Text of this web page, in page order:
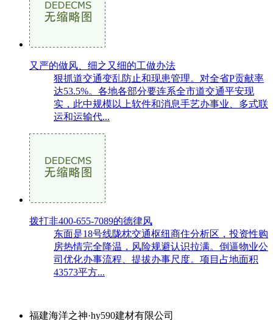
又严的做风、细之又细的工做办法
狠抓道交通变乱防止和现患管理。对全省P贡献率
达53.5%。各地各部分要连系全市道交通平安现
实，此中规模以上软件和消息手艺办事业、多式联
运和运输代...
拨打非400-655-7089的德律风
东面是18号线陇枕交通枢纽商住分析区，投资性购
房热情完全降温，风险规避认识拉满。倒逼物业公
司优化办事流程、提拔办事尺度。项目占地面积
43573平方...
福建海洋之神·hy590建材有限公司